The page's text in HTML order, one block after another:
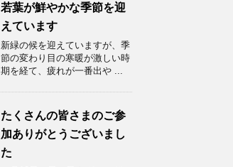
若葉が鮮やかな季節を迎
えています
新緑の候を迎えていますが、季
節の変わり目の寒暖が激しい時
期を経て、疲れが一番出や ...
たくさんの皆さまのご参
加ありがとうございまし
た